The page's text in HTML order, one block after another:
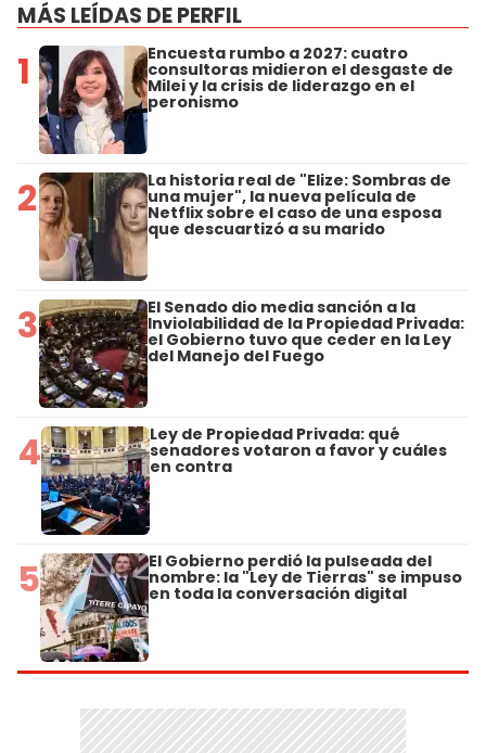
MÁS LEÍDAS DE PERFIL
1 Encuesta rumbo a 2027: cuatro
consultoras midieron el desgaste de
Milei y la crisis de liderazgo en el
peronismo
2 La historia real de "Elize: Sombras de
una mujer", la nueva película de
Netflix sobre el caso de una esposa
que descuartizó a su marido
3 El Senado dio media sanción a la
Inviolabilidad de la Propiedad Privada:
el Gobierno tuvo que ceder en la Ley
del Manejo del Fuego
4 Ley de Propiedad Privada: qué
senadores votaron a favor y cuáles
en contra
5 El Gobierno perdió la pulseada del
nombre: la "Ley de Tierras" se impuso
en toda la conversación digital